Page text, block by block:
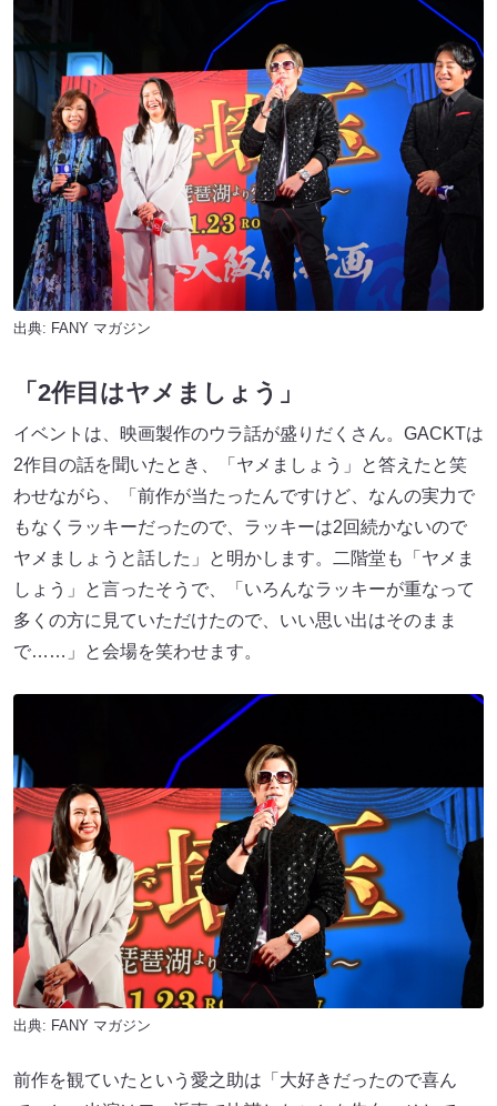
出典: FANY マガジン
「2作目はヤメましょう」
イベントは、映画製作のウラ話が盛りだくさん。GACKTは
2作目の話を聞いたとき、「ヤメましょう」と答えたと笑
わせながら、「前作が当たったんですけど、なんの実力で
もなくラッキーだったので、ラッキーは2回続かないので
ヤメましょうと話した」と明かします。二階堂も「ヤメま
しょう」と言ったそうで、「いろんなラッキーが重なって
多くの方に見ていただけたので、いい思い出はそのまま
で……」と会場を笑わせます。
出典: FANY マガジン
前作を観ていたという愛之助は「大好きだったので喜ん